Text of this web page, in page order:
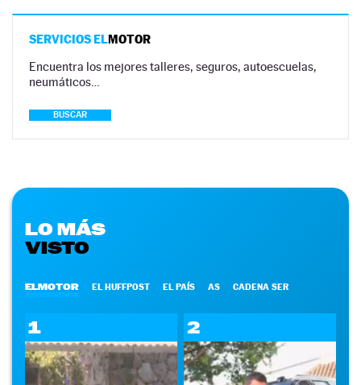
SERVICIOS ELMOTOR
Encuentra los mejores talleres, seguros, autoescuelas,
neumáticos…
BUSCAR
LO MÁS
VISTO
ELMOTOR EL HUFFPOST EL PAÍS AS CADENA SER
1 2